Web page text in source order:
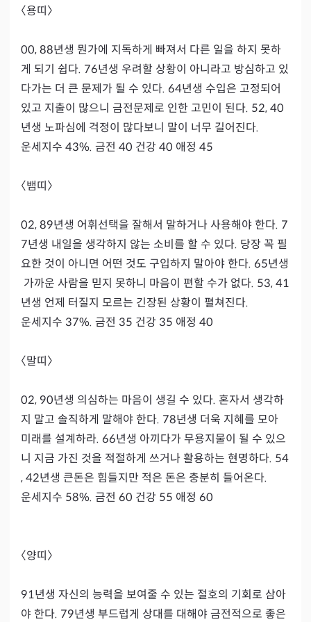
〈용띠〉
00, 88년생 뭔가에 지독하게 빠져서 다른 일을 하지 못하
게 되기 쉽다. 76년생 우려할 상황이 아니라고 방심하고 있
다가는 더 큰 문제가 될 수 있다. 64년생 수입은 고정되어
있고 지출이 많으니 금전문제로 인한 고민이 된다. 52, 40
년생 노파심에 걱정이 많다보니 말이 너무 길어진다.
운세지수 43%. 금전 40 건강 40 애정 45
〈뱀띠〉
02, 89년생 어휘선택을 잘해서 말하거나 사용해야 한다. 7
7년생 내일을 생각하지 않는 소비를 할 수 있다. 당장 꼭 필
요한 것이 아니면 어떤 것도 구입하지 말아야 한다. 65년생
가까운 사람을 믿지 못하니 마음이 편할 수가 없다. 53, 41
년생 언제 터질지 모르는 긴장된 상황이 펼쳐진다.
운세지수 37%. 금전 35 건강 35 애정 40
〈말띠〉
02, 90년생 의심하는 마음이 생길 수 있다. 혼자서 생각하
지 말고 솔직하게 말해야 한다. 78년생 더욱 지혜를 모아
미래를 설계하라. 66년생 아끼다가 무용지물이 될 수 있으
니 지금 가진 것을 적절하게 쓰거나 활용하는 현명하다. 54
, 42년생 큰돈은 힘들지만 적은 돈은 충분히 들어온다.
운세지수 58%. 금전 60 건강 55 애정 60
〈양띠〉
91년생 자신의 능력을 보여줄 수 있는 절호의 기회로 삼아
야 한다. 79년생 부드럽게 상대를 대해야 금전적으로 좋은